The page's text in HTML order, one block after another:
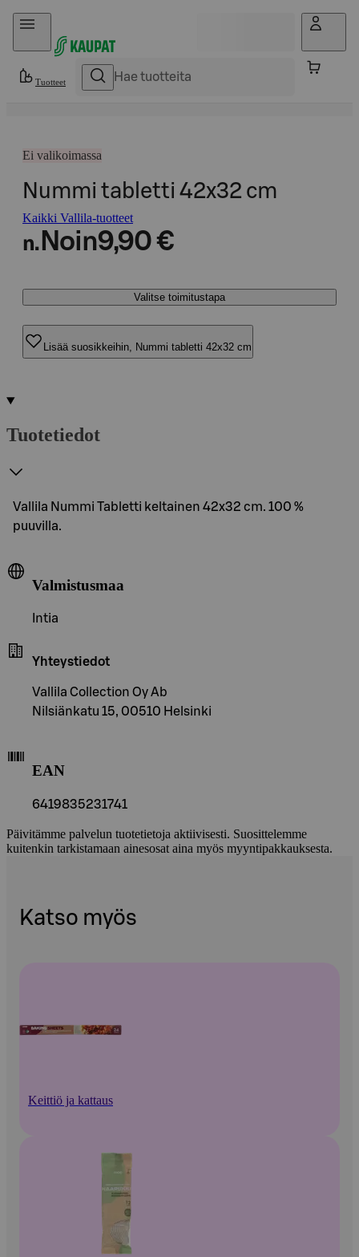
Hyppää sisältöön
Tuotteet
Ei valikoimassa
Nummi tabletti 42x32 cm
Kaikki Vallila-tuotteet
n. Noin9,90 €
Valitse toimitustapa
Lisää suosikkeihin, Nummi tabletti 42x32 cm
Tuotetiedot
Vallila Nummi Tabletti keltainen 42x32 cm. 100 %
puuvilla.
Valmistusmaa
Intia
Yhteystiedot
Vallila Collection Oy Ab
Nilsiänkatu 15, 00510 Helsinki
EAN
6419835231741
Päivitämme palvelun tuotetietoja aktiivisesti. Suosittelemme
kuitenkin tarkistamaan ainesosat aina myös myyntipakkauksesta.
Katso myös
Keittiö ja kattaus